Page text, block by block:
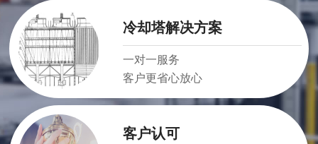
冷却塔解决方案
一对一服务
客户更省心放心
客户认可